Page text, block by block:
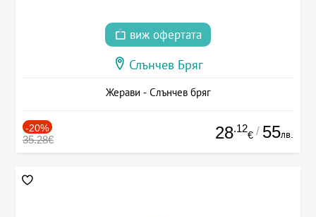
виж офертата
Слънчев Бряг
Жерави - Слънчев бряг
-20%
35.28€ 28.12
€ / 55лв.